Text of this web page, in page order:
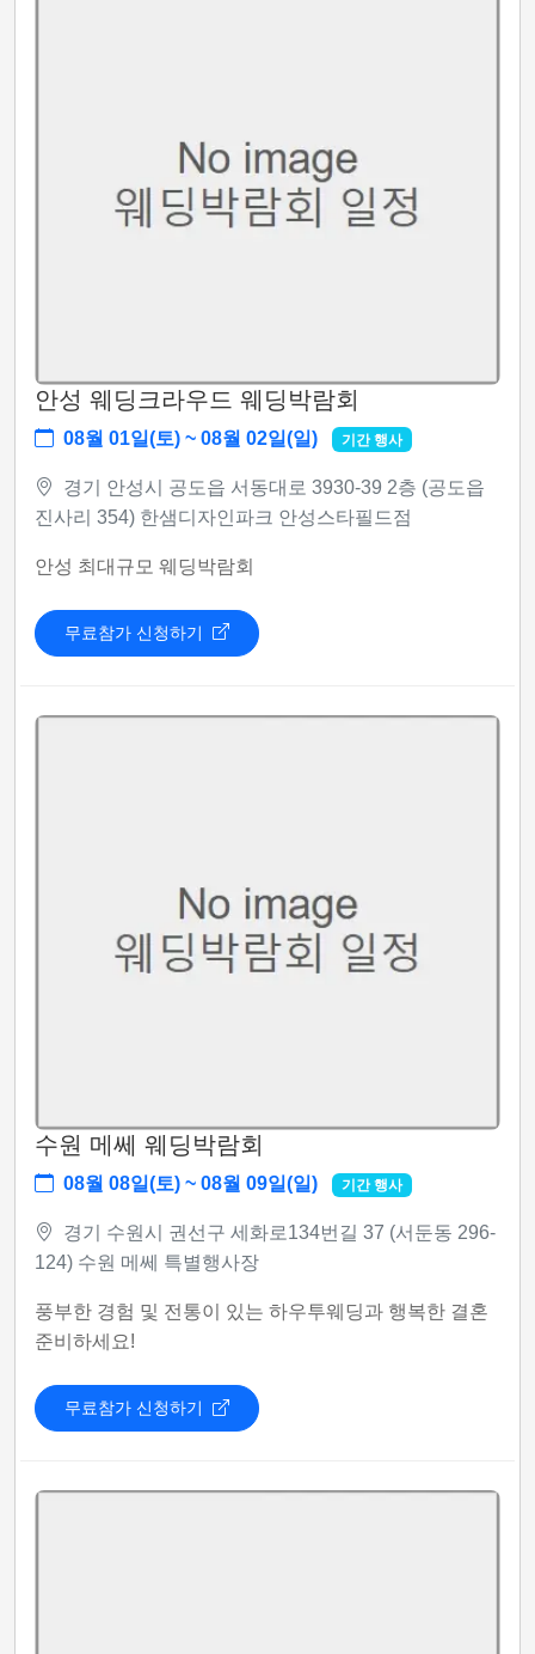
안성 웨딩크라우드 웨딩박람회
08월 01일(토) ~ 08월 02일(일) 기간 행사
경기 안성시 공도읍 서동대로 3930-39 2층 (공도읍
진사리 354) 한샘디자인파크 안성스타필드점
안성 최대규모 웨딩박람회
무료참가 신청하기
수원 메쎄 웨딩박람회
08월 08일(토) ~ 08월 09일(일) 기간 행사
경기 수원시 권선구 세화로134번길 37 (서둔동 296-
124) 수원 메쎄 특별행사장
풍부한 경험 및 전통이 있는 하우투웨딩과 행복한 결혼
준비하세요!
무료참가 신청하기